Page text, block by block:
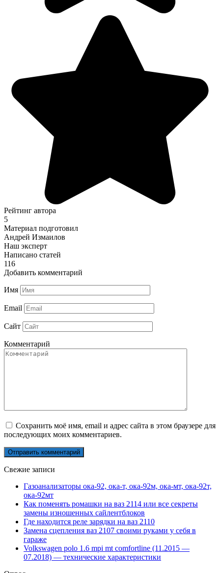
Рейтинг автора
5
Материал подготовил
Андрей Измаилов
Наш эксперт
Написано статей
116
Добавить комментарий
Имя
Email
Сайт
Комментарий
Сохранить моё имя, email и адрес сайта в этом браузере для
последующих моих комментариев.
Свежие записи
Газоанализаторы ока-92, ока-т, ока-92м, ока-мт, ока-92т,
ока-92мт
Как поменять ромашки на ваз 2114 или все секреты
замены изношенных сайлентблоков
Где находится реле зарядки на ваз 2110
Замена сцепления ваз 2107 своими руками у себя в
гараже
Volkswagen polo 1.6 mpi mt comfortline (11.2015 —
07.2018) — технические характеристики